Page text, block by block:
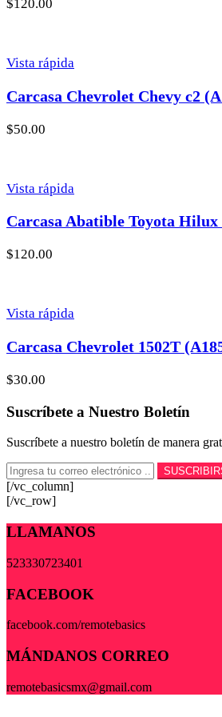
$120.00
Vista rápida
Carcasa Chevrolet Chevy c2
$50.00
Vista rápida
Carcasa Abatible Toyota Hilux
$120.00
Vista rápida
Carcasa Chevrolet 1502T
$30.00
Suscríbete a Nuestro Boletín
Suscríbete a nuestro boletín de manera
[/vc_column]
[/vc_row]
LLAMANOS
523330723401
FACEBOOK
facebook.com/remotebasics
MÁNDANOS CORREO
remotebasicsmx@gmail.com